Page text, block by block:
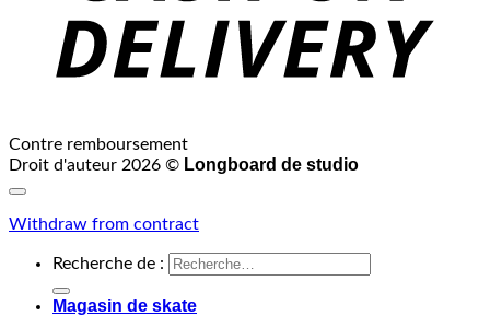
Contre remboursement
Droit d'auteur 2026 © Longboard de studio
Withdraw from contract
Recherche de :
Magasin de skate